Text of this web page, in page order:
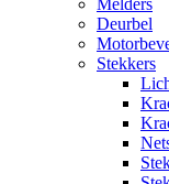
Melders
Deurbel
Stekkers